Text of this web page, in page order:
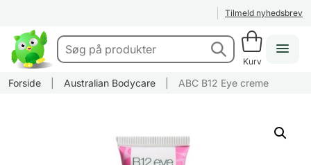
Tilmeld nyhedsbrev
Kurv
Forside Australian Bodycare ABC B12 Eye creme